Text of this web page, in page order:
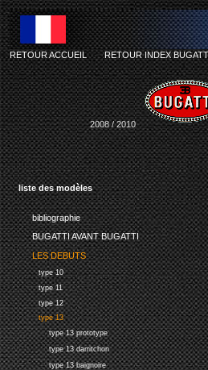
liste des modèles
bibliographie
BUGATTI AVANT BUGATTI
LES DEBUTS
type 10
type 11
type 12
type 13
type 13 prototype
type 13 darritchon
type 13 baignoire
RETOUR ACCUEIL-RETOUR INDEX
2008 / 2010